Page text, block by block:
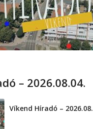
– 2026.08.04.
Víkend Híradó –